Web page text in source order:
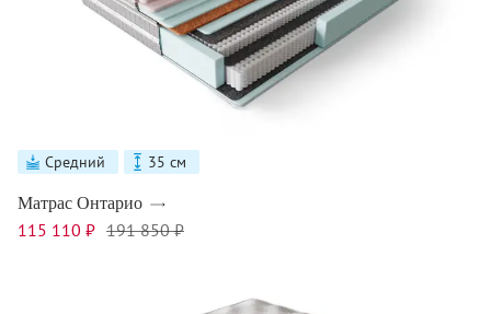
Средний 35 см
Матрас Онтарио
115 110 ₽ 191 850 ₽